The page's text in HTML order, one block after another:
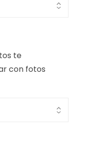
te
con fotos